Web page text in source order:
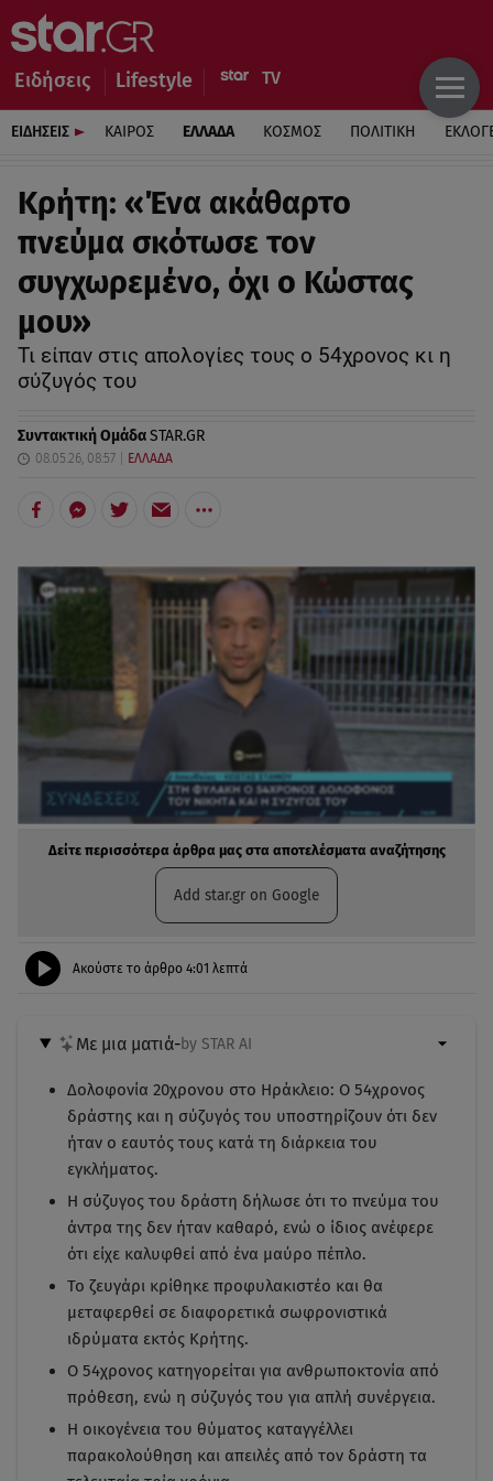
Ειδήσεις Lifestyle
ΕΙΔΗΣΕΙΣ ΚΑΙΡΟΣ ΕΛΛΑΔΑ ΚΟΣΜΟΣ ΠΟΛΙΤΙΚΗ
Κρήτη: «Ένα ακάθαρτο
πνεύμα σκότωσε τον
συγχωρεμένο, όχι ο Κώστας
μου»
Τι είπαν στις απολογίες τους ο 54χρονος κι η
σύζυγός του
Συντακτική ΟμάδαSTAR.GR
08.05.26, 08:57 ΕΛΛΑΔΑ
Δείτε περισσότερα άρθρα μας στα αποτελέσματα αναζήτησης
Add star.gr on Google
Ακούστε το άρθρο 4:01 λεπτά
Με μια ματιά-by STAR AI
Δολοφονία 20χρονου στο Ηράκλειο: Ο 54χρονος
δράστης και η σύζυγός του υποστηρίζουν ότι δεν
ήταν ο εαυτός τους κατά τη διάρκεια του
εγκλήματος.
Η σύζυγος του δράστη δήλωσε ότι το πνεύμα του
άντρα της δεν ήταν καθαρό, ενώ ο ίδιος ανέφερε
ότι είχε καλυφθεί από ένα μαύρο πέπλο.
Το ζευγάρι κρίθηκε προφυλακιστέο και θα
μεταφερθεί σε διαφορετικά σωφρονιστικά
ιδρύματα εκτός Κρήτης.
Ο 54χρονος κατηγορείται για ανθρωποκτονία από
πρόθεση, ενώ η σύζυγός του για απλή συνέργεια.
Η οικογένεια του θύματος καταγγέλλει
παρακολούθηση και απειλές από τον δράστη τα